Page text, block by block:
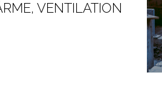
VENTILATION